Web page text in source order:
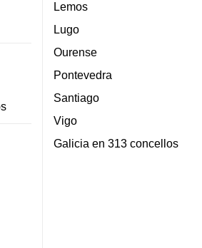
Lemos
Lugo
Ourense
Pontevedra
Santiago
Vigo
Galicia en 313 concellos